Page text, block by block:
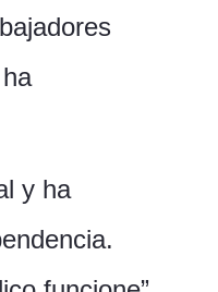
y ha